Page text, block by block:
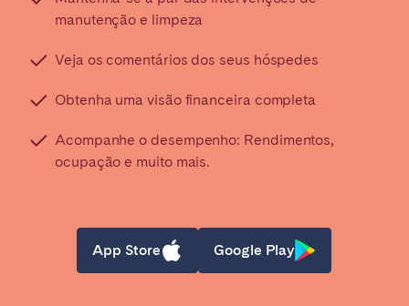
manutenção e limpeza
Veja os comentários dos seus hóspedes
Obtenha uma visão financeira completa
Acompanhe o desempenho: Rendimentos,
ocupação e muito mais.
App Store Google Play